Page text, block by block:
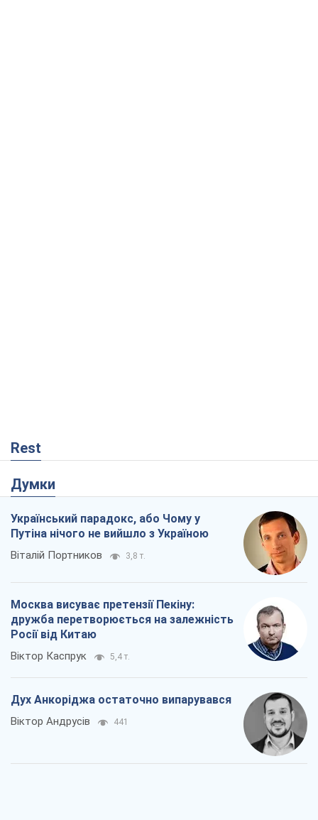
Rest
Думки
Український парадокс, або Чому у
Путіна нічого не вийшло з Україною
Віталій Портников 3,8 т.
Москва висуває претензії Пекіну:
дружба перетворюється на залежність
Росії від Китаю
Віктор Каспрук 5,4 т.
Дух Анкоріджа остаточно випарувався
Віктор Андрусів 441